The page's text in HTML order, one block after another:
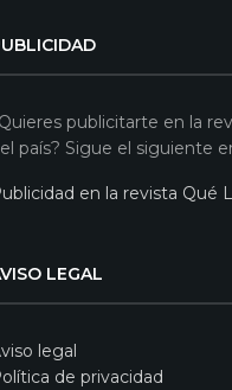
publicitarte en la
país? Sigue el siguiente
en la revista Qué
LEGAL
legal
de privacidad